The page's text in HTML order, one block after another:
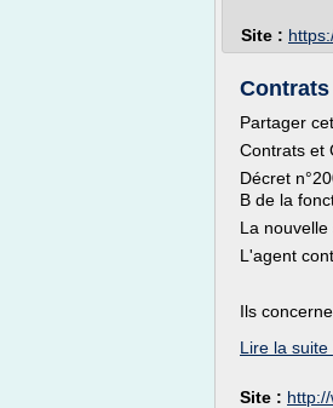
Site :
Partager
Contrats et
Décret
B de la
La
L'agent
Ils
Lire la suite
Site :